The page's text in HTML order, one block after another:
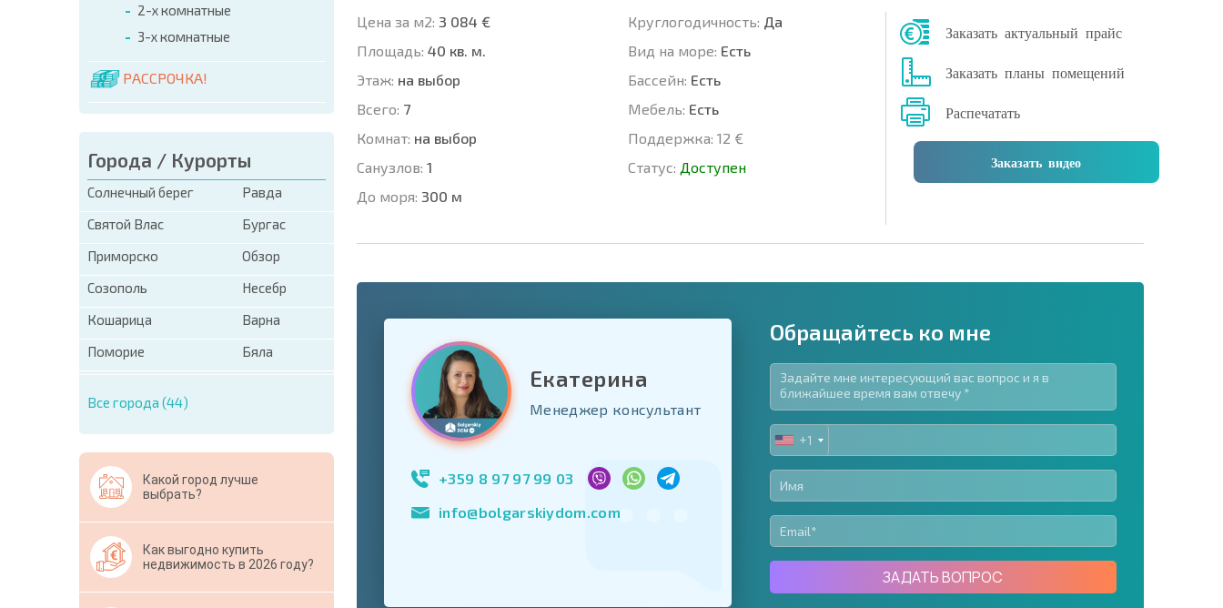
2-х комнатные
3-х комнатные
РАССРОЧКА!
Города / Курорты
Солнечный берег
Равда
Святой Влас
Бургас
Приморско
Обзор
Созополь
Несебр
Кошарица
Варна
Поморие
Бяла
Все города (44)
Какой город лучше
выбрать?
Как выгодно купить
недвижимость в 2026 году?
Цена за м2: 3 084 €
Площадь: 40 кв. м.
Этаж: на выбор
Всего: 7
Комнат: на выбор
Санузлов: 1
До моря: 300 м
Круглогодичность: Да
Вид на море: Есть
Басcейн: Есть
Мебель: Есть
Поддержка: 12 €
Статус: Доступен
Заказать актуальный прайс
Заказать планы помещений
Распечатать
Заказать видео
United
+1
* Поля обязательные для заполнения
Свернуть форму
Подписаться на рассылку | Нажимая кнопку, вы разрешаете
использование своих данных.
Отправить сообщение
Екатерина
Менеджер консультант
+359 8 97 97 99 03
info@bolgarskiydom.com
Обращайтесь ко мне
UNITED
STATES
+1
+1
ЗАДАТЬ ВОПРОС